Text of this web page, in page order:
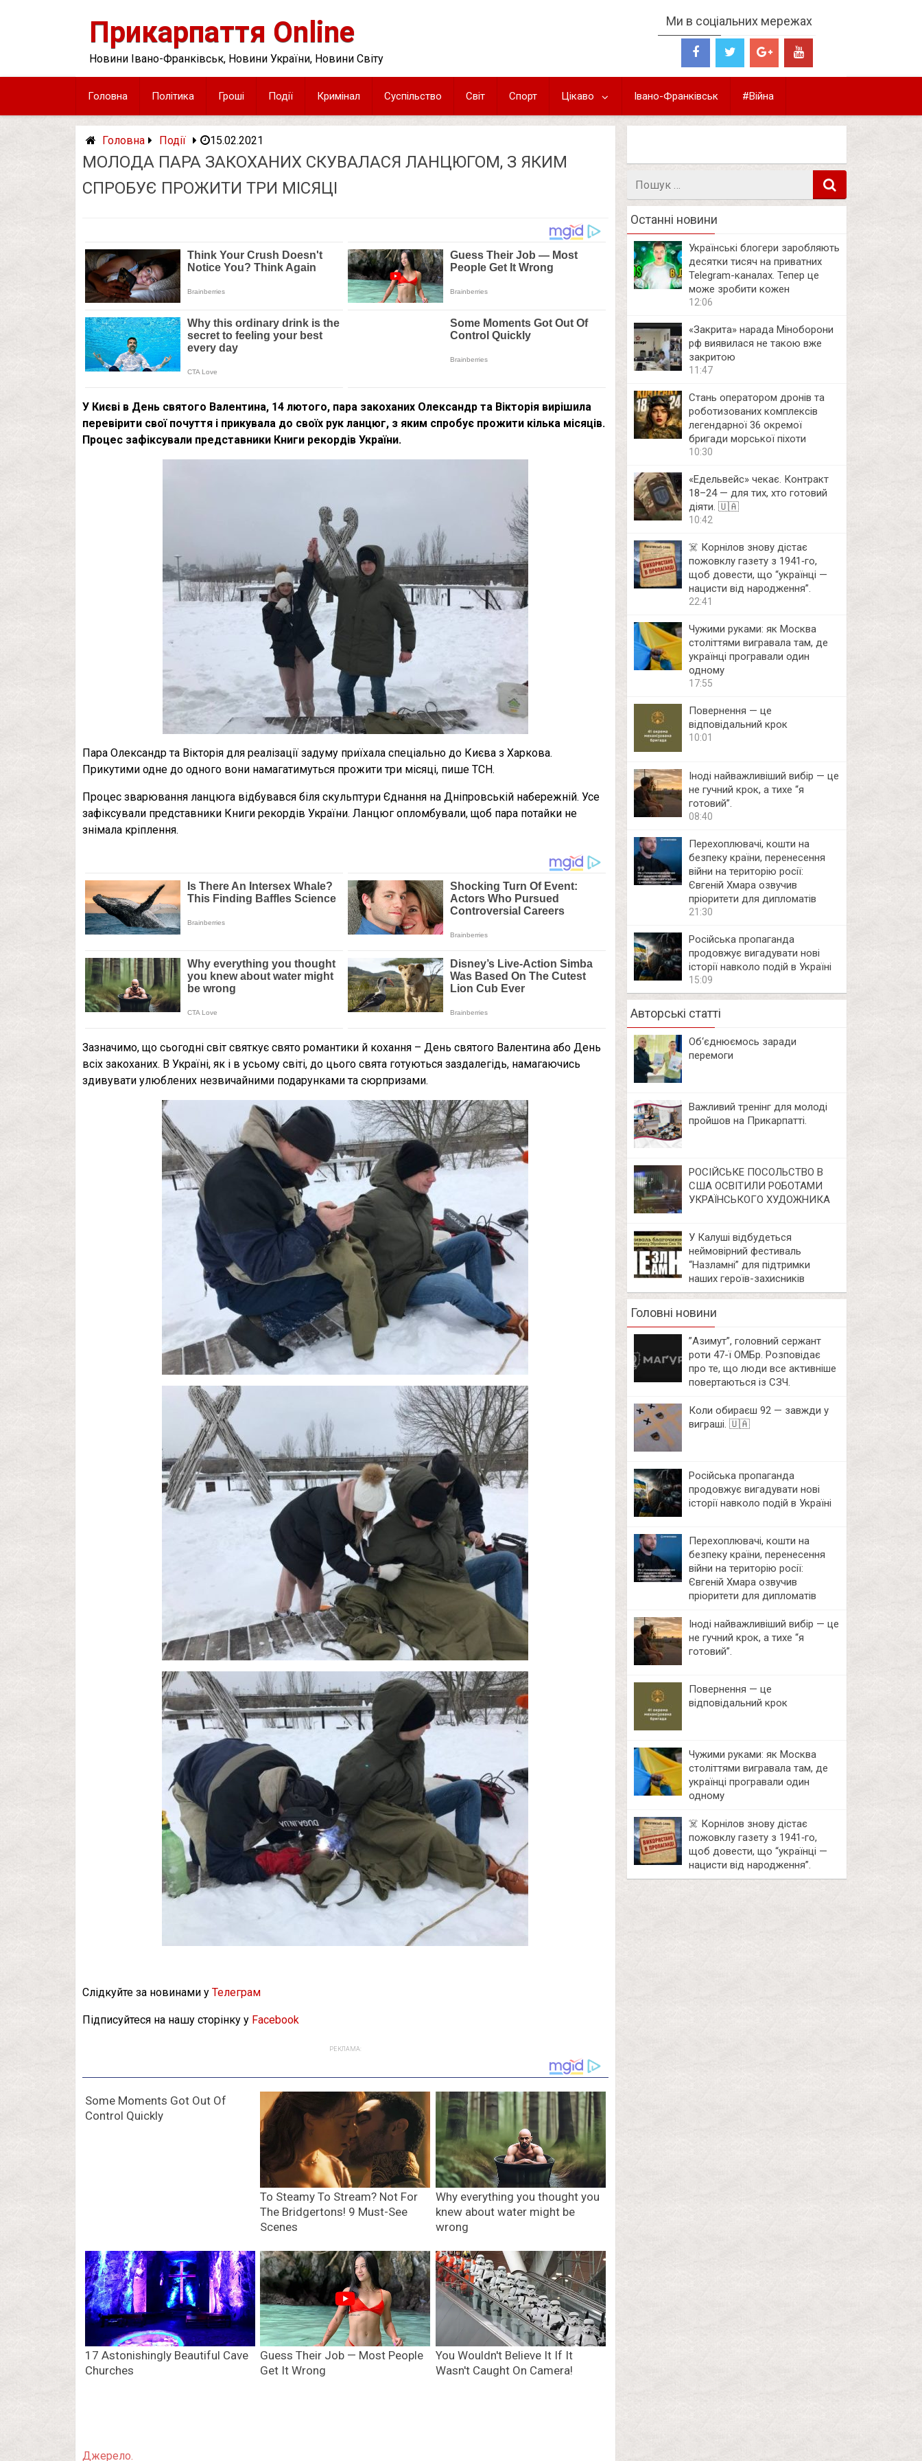
Прикарпаття Online
Новини Івано-Франківськ, Новини України, Новини Світу
Ми в соціальних мережах
Головна Політика Гроші Події Кримінал Суспільство Світ Спорт Цікаво Івано-Франківськ #Війна
Головна Події 15.02.2021
МОЛОДА ПАРА ЗАКОХАНИХ СКУВАЛАСЯ ЛАНЦЮГОМ, З ЯКИМ
СПРОБУЄ ПРОЖИТИ ТРИ МІСЯЦІ
У Києві в День святого Валентина, 14 лютого, пара закоханих Олександр та Вікторія вирішила
перевірити свої почуття і прикувала до своїх рук ланцюг, з яким спробує прожити кілька місяців.
Процес зафіксували представники Книги рекордів України.
Пара Олександр та Вікторія для реалізації задуму приїхала спеціально до Києва з Харкова.
Прикутими одне до одного вони намагатимуться прожити три місяці, пише ТСН.
Процес зварювання ланцюга відбувався біля скульптури Єднання на Дніпровській набережній. Усе
зафіксували представники Книги рекордів України. Ланцюг опломбували, щоб пара потайки не
знімала кріплення.
Зазначимо, що сьогодні світ святкує свято романтики й кохання – День святого Валентина або День
всіх закоханих. В Україні, як і в усьому світі, до цього свята готуються заздалегідь, намагаючись
здивувати улюблених незвичайними подарунками та сюрпризами.
Слідкуйте за новинами у Телеграм
Підписуйтеся на нашу сторінку у Facebook
РЕКЛАМА:
Джерело.
Останні новини
Українські блогери заробляють
десятки тисяч на приватних
Telegram-каналах. Тепер це
може зробити кожен
12:06
«Закрита» нарада Міноборони
рф виявилася не такою вже
закритою
11:47
Стань оператором дронів та
роботизованих комплексів
легендарної 36 окремої
бригади морської піхоти
10:30
«Едельвейс» чекає. Контракт
18–24 — для тих, хто готовий
діяти. 🇺🇦
10:42
☠️ Корнілов знову дістає
пожовклу газету з 1941‑го,
щоб довести, що “українці —
нацисти від народження”.
22:41
Чужими руками: як Москва
століттями вигравала там, де
українці програвали один
одному
17:55
Повернення — це
відповідальний крок
10:01
Іноді найважливіший вибір — це
не гучний крок, а тихе “я
готовий”.
08:40
Перехоплювачі, кошти на
безпеку країни, перенесення
війни на територію росії:
Євгеній Хмара озвучив
пріоритети для дипломатів
21:30
Російська пропаганда
продовжує вигадувати нові
історії навколо подій в Україні
15:09
Авторські статті
Об‘єднюємось заради
перемоги
Важливий тренінг для молоді
пройшов на Прикарпатті.
РОСІЙСЬКЕ ПОСОЛЬСТВО В
США ОСВІТИЛИ РОБОТАМИ
УКРАЇНСЬКОГО ХУДОЖНИКА
У Калуші відбудеться
неймовірний фестиваль
“Назламні” для підтримки
наших героїв-захисників
Головні новини
⁨”Азимут”, головний сержант
роти 47-ї ОМБр. Розповідає
про те, що люди все активніше
повертаються із СЗЧ.
Коли обираєш 92 — завжди у
виграші. 🇺🇦
Російська пропаганда
продовжує вигадувати нові
історії навколо подій в Україні
Перехоплювачі, кошти на
безпеку країни, перенесення
війни на територію росії:
Євгеній Хмара озвучив
пріоритети для дипломатів
Іноді найважливіший вибір — це
не гучний крок, а тихе “я
готовий”.
Повернення — це
відповідальний крок
Чужими руками: як Москва
століттями вигравала там, де
українці програвали один
одному
☠️ Корнілов знову дістає
пожовклу газету з 1941‑го,
щоб довести, що “українці —
нацисти від народження”.